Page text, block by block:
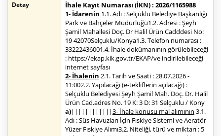
Detay
İhale Kayıt Numarası (İKN) : 2026/1165988
1- İdarenin 1.1. Adı : Selçuklu Belediye Başkanlığı
Park ve Bahçeler Müdürlüğü1.2. Adresi : Şeyh
Şamil Mahallesi Doç. Dr Halil Ürün Cadddesi No:
19 42070Selçuklu/Konya1.3. Telefon numarası :
33222436001.4. İhale dokümanının görülebileceği
: https://ekap.kik.gov.tr/EKAP/ve indirilebileceği
internet sayfası
2- İhalenin 2.1. Tarih ve Saati : 28.07.2026 -
11:002.2. Yapılacağı (e-tekliflerin açılacağı) :
Selçuklu Belediyesi Şeyh Şamil Mah. Doç. Dr. Halil
Ürün Cad.adres No. 19 K: 3 D: 31 Selçuklu / Kony
a)||||||||||||3- İhale konusu mal alımının 3.1.
Adı : Süs Havuzları İçin Fıskiye Sistemi ve Aeratör
Yüzer Fıskiye Alımı3.2. Niteliği, türü ve miktarı : 5